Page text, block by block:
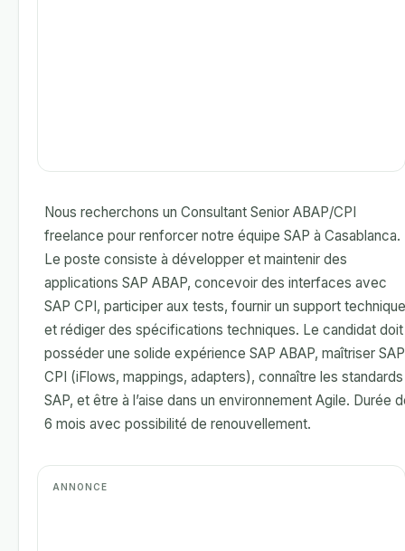
Nous recherchons un Consultant Senior ABAP/CPI
freelance pour renforcer notre équipe SAP à Casablanca.
Le poste consiste à développer et maintenir des
applications SAP ABAP, concevoir des interfaces avec
SAP CPI, participer aux tests, fournir un support
et rédiger des spécifications techniques. Le candidat doit
posséder une solide expérience SAP ABAP, maîtriser SAP
CPI (iFlows, mappings, adapters), connaître les standards
SAP, et être à l’aise dans un environnement Agile. Durée
6 mois avec possibilité de renouvellement.